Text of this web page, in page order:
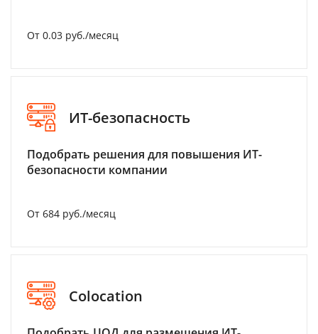
От 0.03 руб./месяц
ИТ-безопасность
Подобрать решения для повышения ИТ-
безопасности компании
От 684 руб./месяц
Colocation